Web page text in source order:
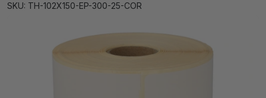
SKU: TH-102X150-EP-300-25-COR